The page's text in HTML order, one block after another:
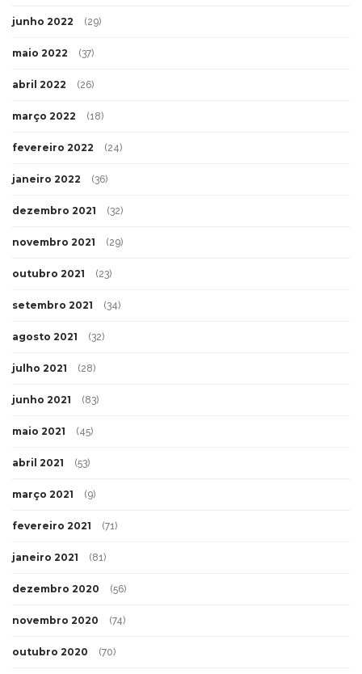
junho 2022 (29)
maio 2022 (37)
abril 2022 (26)
março 2022 (18)
fevereiro 2022 (24)
janeiro 2022 (36)
dezembro 2021 (32)
novembro 2021 (29)
outubro 2021 (23)
setembro 2021 (34)
agosto 2021 (32)
julho 2021 (28)
junho 2021 (83)
maio 2021 (45)
abril 2021 (53)
março 2021 (9)
fevereiro 2021 (71)
janeiro 2021 (81)
dezembro 2020 (56)
novembro 2020 (74)
outubro 2020 (70)